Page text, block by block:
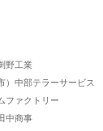
野工業
）中部テラーサービス
ファクトリー
中商事